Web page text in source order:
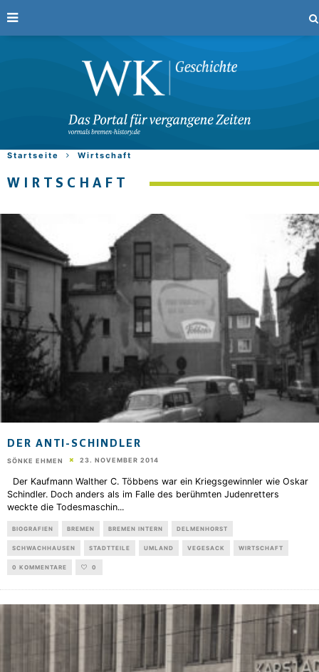
Startseite Wirtschaft
WIRTSCHAFT
DER ANTI-SCHINDLER
SÖNKE EHMEN 23. NOVEMBER 2014
Der Kaufmann Walther C. Többens war ein Kriegsgewinnler wie Oskar
Schindler. Doch anders als im Falle des berühmten Judenretters
weckte die Todesmaschin...
BIOGRAFIEN BREMEN BREMEN INTERN DELMENHORST
SCHWACHHAUSEN STADTTEILE UMLAND VEGESACK WIRTSCHAFT
0 KOMMENTARE 0